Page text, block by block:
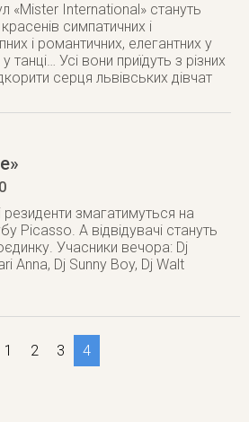
«Mister International» стануть
симпатичних і
і романтичних, елегантних у
танці… Усі вони приїдуть з різних
серця львівських дівчат
змагатимуться на
Picasso. А відвідувачі стануть
Учасники вечора: Dj
Anna, Dj Sunny Boy, Dj Walt
1 2 3 4